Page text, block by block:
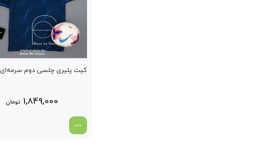
کیت پلیری چلسی دوم سرمه‌ای 2024
1,849,000 تومان